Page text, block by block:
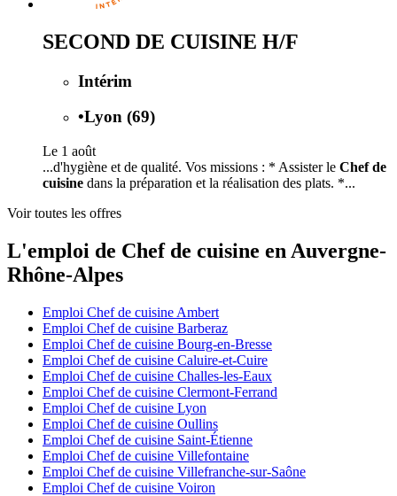
SECOND DE CUISINE H/F
Intérim
•Lyon (69)
Le 1 août
...d'hygiène et de qualité. Vos missions : * Assister le Chef de
cuisine dans la préparation et la réalisation des plats. *...
Voir toutes les offres
L'emploi de Chef de cuisine en Auvergne-
Rhône-Alpes
Emploi Chef de cuisine Ambert
Emploi Chef de cuisine Barberaz
Emploi Chef de cuisine Bourg-en-Bresse
Emploi Chef de cuisine Caluire-et-Cuire
Emploi Chef de cuisine Challes-les-Eaux
Emploi Chef de cuisine Clermont-Ferrand
Emploi Chef de cuisine Lyon
Emploi Chef de cuisine Oullins
Emploi Chef de cuisine Saint-Étienne
Emploi Chef de cuisine Villefontaine
Emploi Chef de cuisine Villefranche-sur-Saône
Emploi Chef de cuisine Voiron